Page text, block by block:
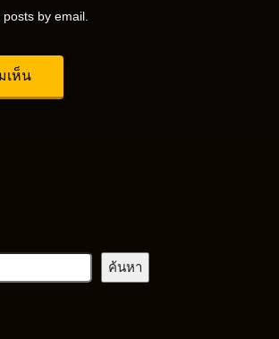
by email.
ค้นหา